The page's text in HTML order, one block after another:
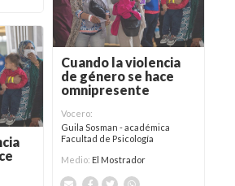
Cuando la violencia
de género se hace
omnipresente
Vocero:
Guila Sosman - académica
Facultad de Psicología
Medio: El Mostrador